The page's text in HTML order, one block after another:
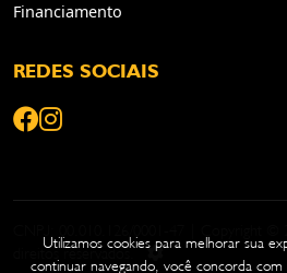
Utilizamos cookies para melhorar sua
continuar navegando, você concorda com
Financiamento
REDES SOCIAIS
direitos reservados.